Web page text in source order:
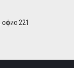
офис 221